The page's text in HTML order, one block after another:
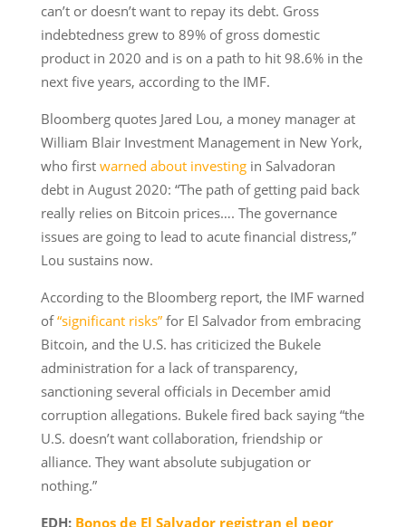
can’t or doesn’t want to repay its debt. Gross
indebtedness grew to 89% of gross domestic
product in 2020 and is on a path to hit 98.6% in the
next five years, according to the IMF.
Bloomberg quotes Jared Lou, a money manager at
William Blair Investment Management in New York,
who first warned about investingin Salvadoran
debt in August 2020: “The path of getting paid back
really relies on Bitcoin prices…. The governance
issues are going to lead to acute financial distress,”
Lou sustains now.
According to the Bloomberg report, the IMF warned
of“significant risks”for El Salvador from embracing
Bitcoin, and the U.S. has criticized the Bukele
administration for a lack of transparency,
sanctioning several officials in December amid
corruption allegations. Bukele fired back saying “the
U.S. doesn’t want collaboration, friendship or
alliance. They want absolute subjugation or
nothing.”
EDH: Bonos de El Salvador registran el peor